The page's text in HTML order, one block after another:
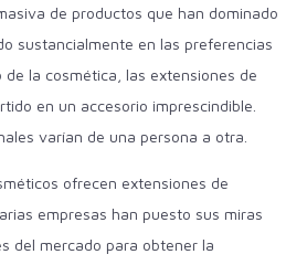
de productos que han dominado
sustancialmente en las preferencias
de la cosmética, las extensiones de
en un accesorio imprescindible.
varían de una persona a otra.
ofrecen extensiones de
empresas han puesto sus miras
del mercado para obtener la